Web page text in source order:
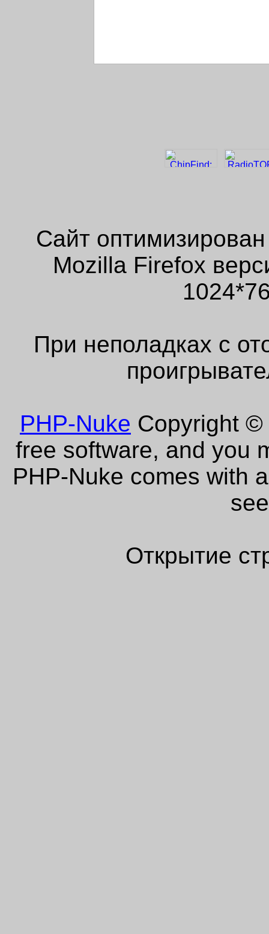
Сайт
Mozilla Firefox
При неполадках с
PHP-Nuke Copyright ©
free software, and you
PHP-Nuke comes with
Открытие